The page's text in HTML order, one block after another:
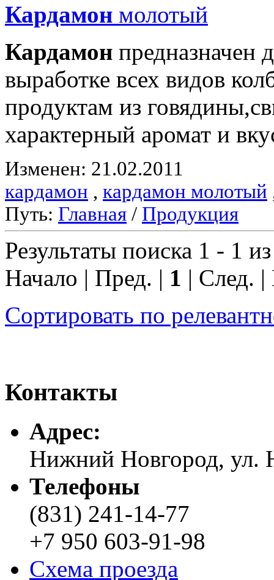
Кардамон молотый
Кардамон предназначен
выработке всех видов
продуктам из
характерный аромат и
Изменен: 21.02.2011
кардамон , кардамон молотый
Путь: Главная / Продукция
Результаты поиска 1 - 1
Начало | Пред. | 1 | След.
Сортировать по
Контакты
Адреc:
Нижний Новгород, ул.
Телефоны
(831) 241-14-77
+7 950 603-91-98
Схема проезда